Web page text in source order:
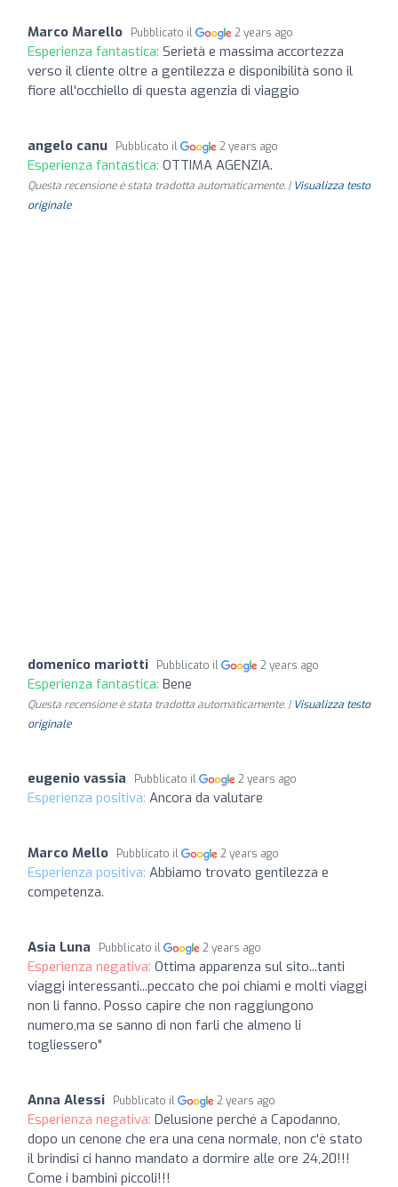
Marco Marello Pubblicato il 2 years ago
Esperienza fantastica: Serietà e massima accortezza
verso il cliente oltre a gentilezza e disponibilità sono il
fiore all'occhiello di questa agenzia di viaggio
angelo canu Pubblicato il 2 years ago
Esperienza fantastica: OTTIMA AGENZIA.
Questa recensione è stata tradotta automaticamente. | Visualizza testo
originale
domenico mariotti Pubblicato il 2 years ago
Esperienza fantastica: Bene
Questa recensione è stata tradotta automaticamente. | Visualizza testo
originale
eugenio vassia Pubblicato il 2 years ago
Esperienza positiva: Ancora da valutare
Marco Mello Pubblicato il 2 years ago
Esperienza positiva: Abbiamo trovato gentilezza e
competenza.
Asia Luna Pubblicato il 2 years ago
Esperienza negativa: Ottima apparenza sul sito...tanti
viaggi interessanti...peccato che poi chiami e molti viaggi
non li fanno. Posso capire che non raggiungono
numero,ma se sanno di non farli che almeno li
togliessero"
Anna Alessi Pubblicato il 2 years ago
Esperienza negativa: Delusione perché a Capodanno,
dopo un cenone che era una cena normale, non c'è stato
il brindisi ci hanno mandato a dormire alle ore 24,20!!!
Come i bambini piccoli!!!